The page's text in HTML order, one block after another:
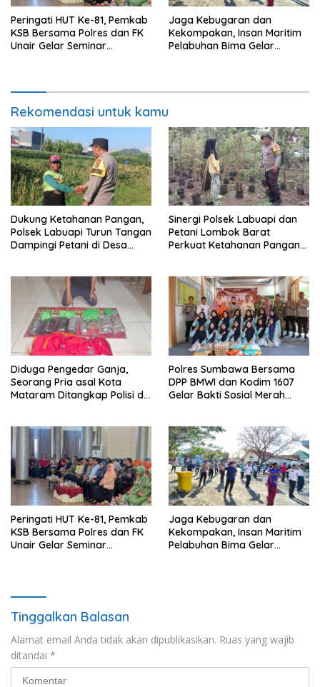
Peringati HUT Ke-81, Pemkab
KSB Bersama Polres dan FK
Unair Gelar Seminar
Jaga Kebugaran dan
Kekompakan, Insan Maritim
Pelabuhan Bima Gelar
Rekomendasi untuk kamu
Dukung Ketahanan Pangan,
Polsek Labuapi Turun Tangan
Dampingi Petani di Desa
Sinergi Polsek Labuapi dan
Petani Lombok Barat
Perkuat Ketahanan Pangan
Diduga Pengedar Ganja,
Seorang Pria asal Kota
Mataram Ditangkap Polisi di
Polres Sumbawa Bersama
DPP BMWI dan Kodim 1607
Gelar Bakti Sosial Merah
Peringati HUT Ke-81, Pemkab
KSB Bersama Polres dan FK
Unair Gelar Seminar
Jaga Kebugaran dan
Kekompakan, Insan Maritim
Pelabuhan Bima Gelar
Tinggalkan Balasan
Alamat email Anda tidak akan dipublikasikan. Ruas yang wajib
ditandai *